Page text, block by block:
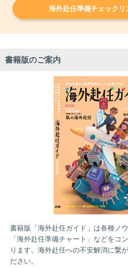
海外赴任準備チェックリ
書籍版のご案内
書籍版「海外赴任ガイド」は各種ノ
「海外赴任準備チャート」などをコ
ります。海外赴任への不安解消に繋
ださい。